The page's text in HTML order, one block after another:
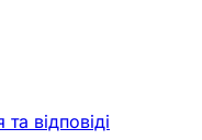
відповіді